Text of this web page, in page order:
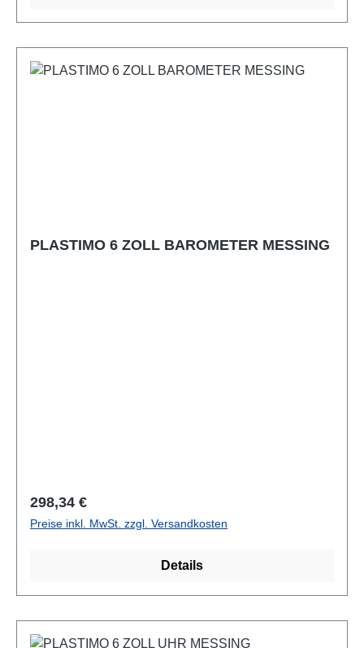
PLASTIMO 6 ZOLL BAROMETER MESSING
Regulärer Preis:
298,34 €
Preise inkl. MwSt. zzgl. Versandkosten
Details